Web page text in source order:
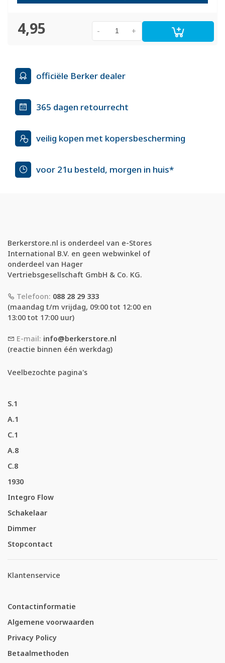
4,95 +
-
officiële Berker dealer
365 dagen retourrecht
veilig kopen met kopersbescherming
voor 21u besteld, morgen in huis*
Berkerstore.nl is onderdeel van e-Stores
International B.V. en geen webwinkel of
onderdeel van Hager
Vertriebsgesellschaft GmbH & Co. KG.
Telefoon: 088 28 29 333
(maandag t/m vrijdag, 09:00 tot 12:00 en
13:00 tot 17:00 uur)
E-mail: info@berkerstore.nl
(reactie binnen één werkdag)
Veelbezochte pagina's
S.1
A.1
C.1
A.8
C.8
1930
Integro Flow
Schakelaar
Dimmer
Stopcontact
Klantenservice
Contactinformatie
Algemene voorwaarden
Privacy Policy
Betaalmethoden